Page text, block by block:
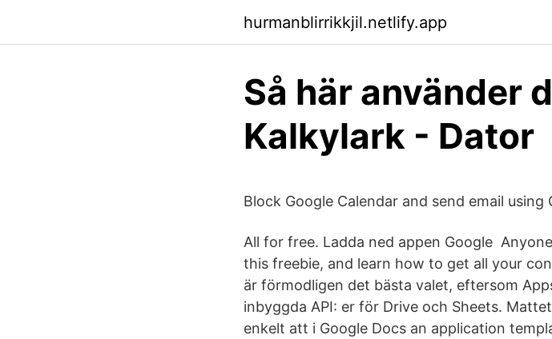
hurmanblirrikkjil.netlify.app
Så här använder
Kalkylark - Dator
Block Google Calendar and send email using
All for free. Ladda ned appen Google
this freebie, and learn how to get all your
är förmodligen det bästa valet, eftersom
inbyggda API: er för Drive och Sheets.
enkelt att i Google Docs an application